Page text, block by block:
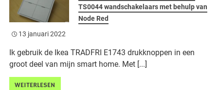
TS0044 wandschakelaars met behulp van
Node Red
13 januari 2022
Ik gebruik de Ikea TRADFRI E1743 drukknoppen in een
groot deel van mijn smart home. Met [...]
WEITERLESEN